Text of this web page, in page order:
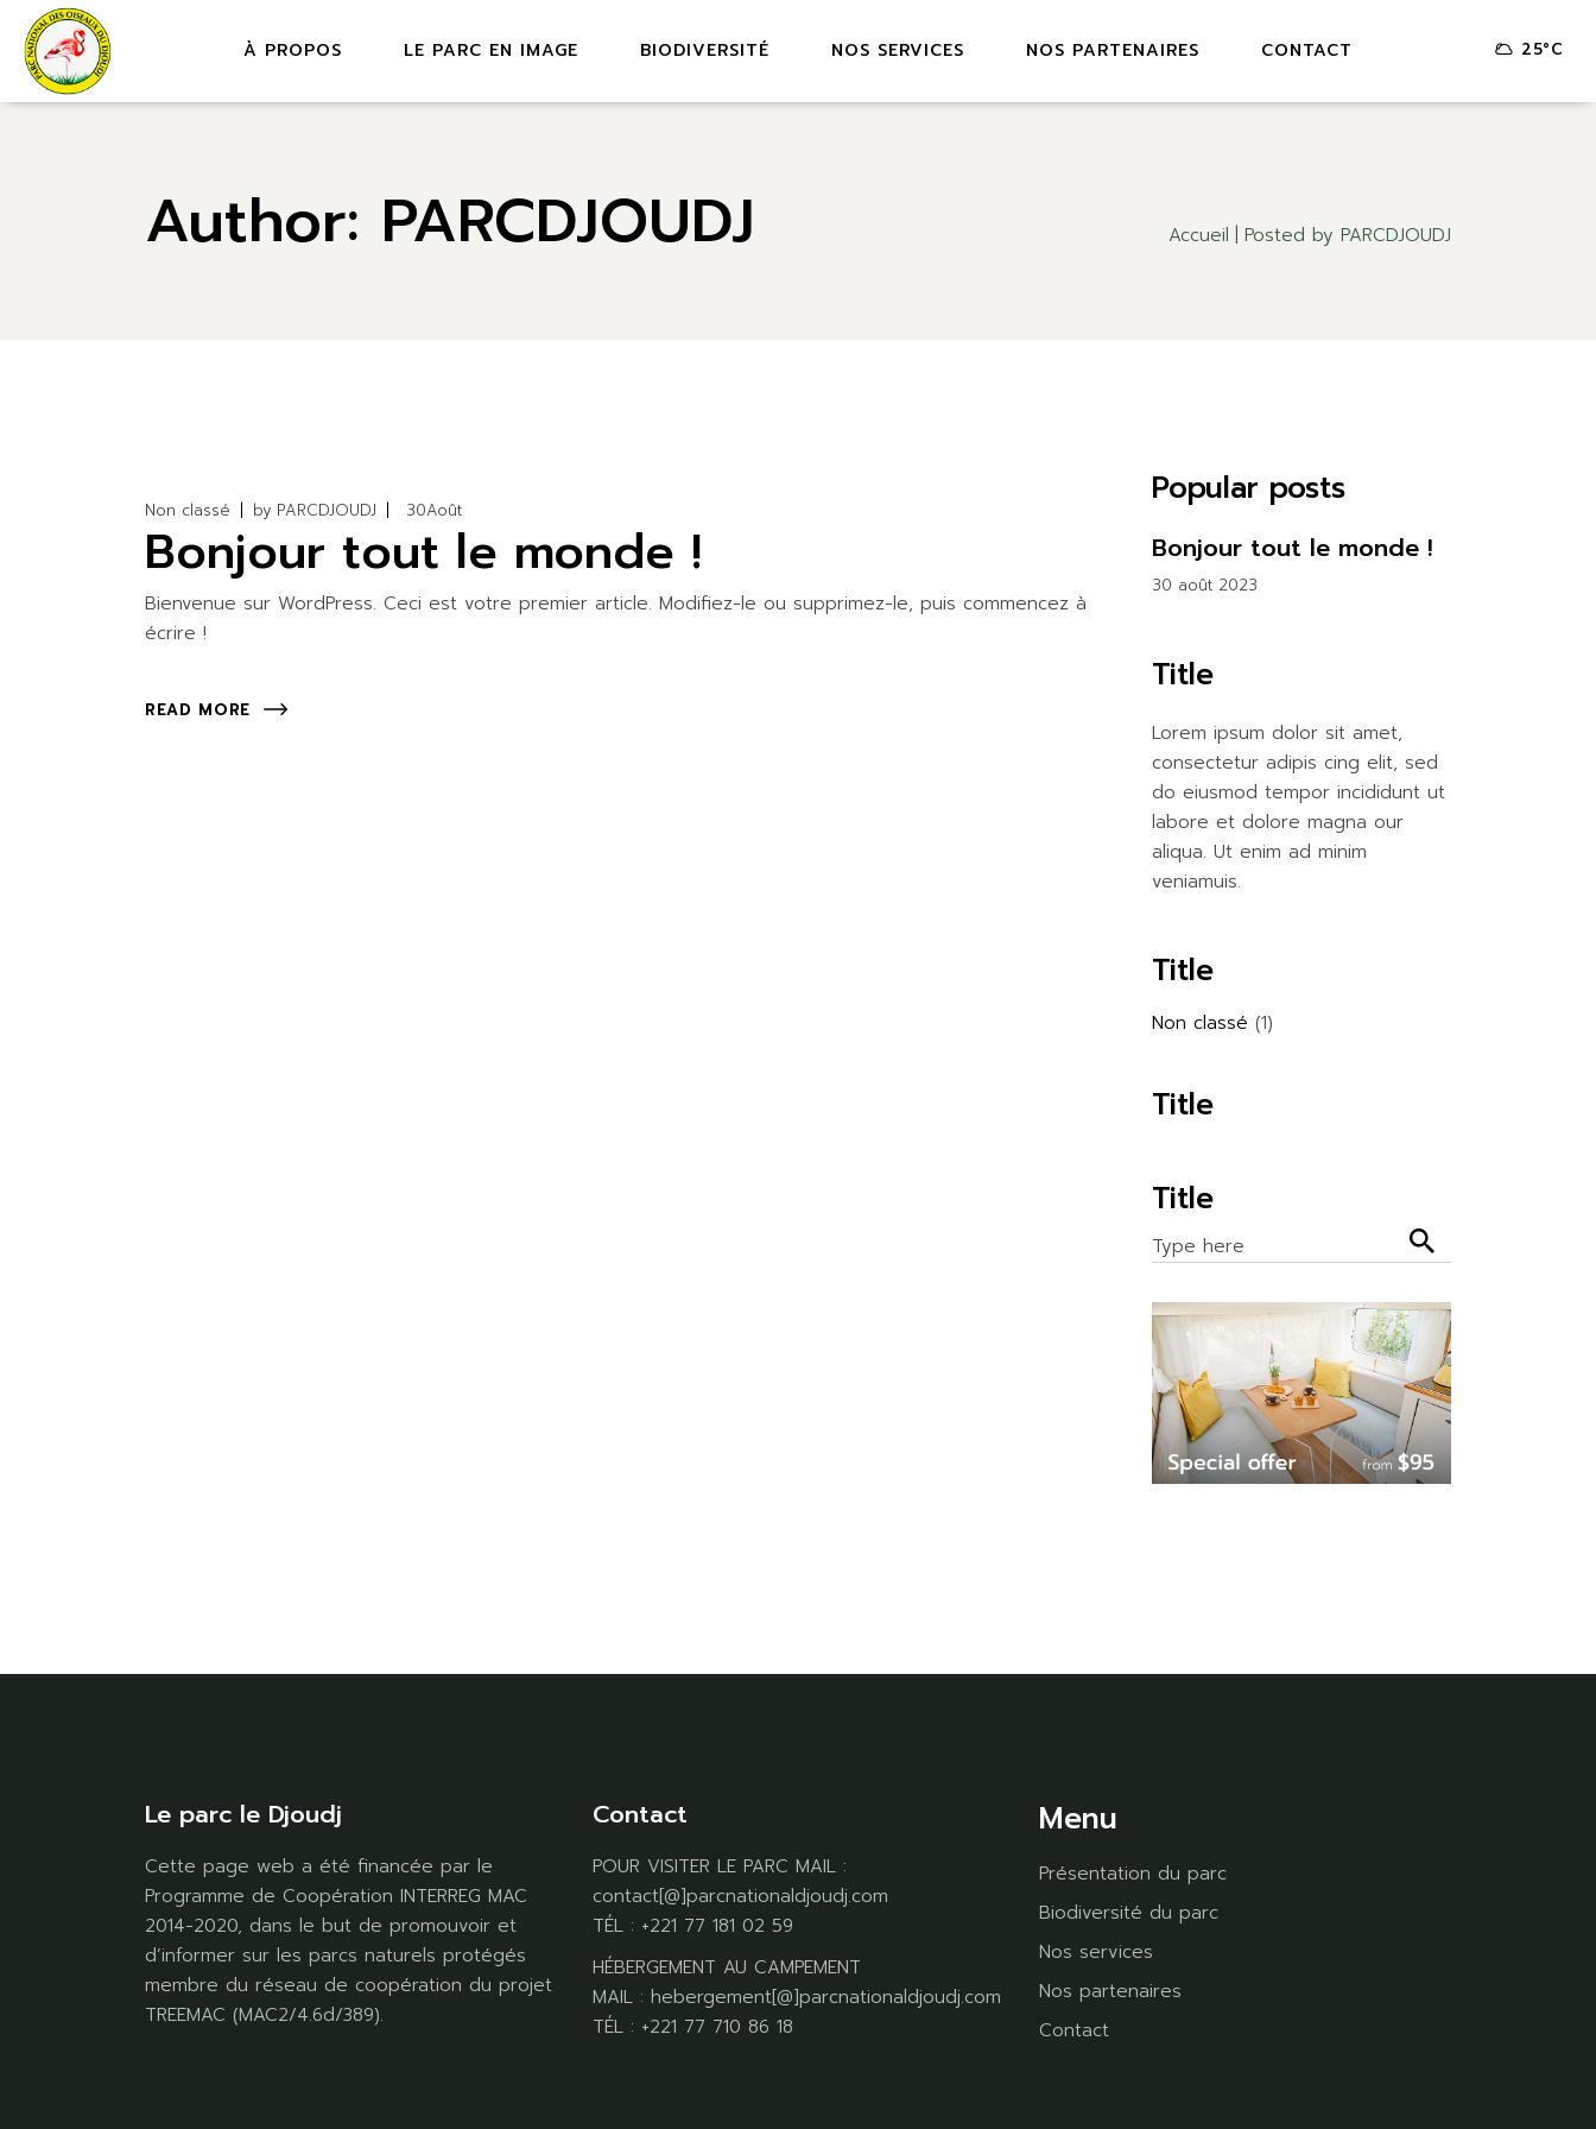
the
content À PROPOS LE PARC EN IMAGE
PHOTOS
BIODIVERSITÉ NOS SERVICES NOS PARTENAIRES CONTACT 25°C
Author: PARCDJOUDJ Accueil Posted by PARCDJOUDJ
Non classé by PARCDJOUDJ 30Août
Bonjour tout le monde !
Bienvenue sur WordPress. Ceci est votre premier article. Modifiez-le ou supprimez-le, puis commencez à
écrire !
READ MORE
Popular posts
Bonjour tout le monde !
30 août 2023
Title
Lorem ipsum dolor sit amet,
consectetur adipis cing elit, sed
do eiusmod tempor incididunt ut
labore et dolore magna our
aliqua. Ut enim ad minim
veniamuis.
Title
Non classé (1)
Title
Title
Le parc le Djoudj
Cette page web a été financée par le
Programme de Coopération INTERREG MAC
2014-2020, dans le but de promouvoir et
d’informer sur les parcs naturels protégés
membre du réseau de coopération du projet
TREEMAC (MAC2/4.6d/389).
Contact
POUR VISITER LE PARC MAIL :
contact[@]parcnationaldjoudj.com
TÉL : +221 77 181 02 59
HÉBERGEMENT AU CAMPEMENT
MAIL : hebergement[@]parcnationaldjoudj.com
TÉL : +221 77 710 86 18
Menu
Présentation du parc
Biodiversité du parc
Nos services
Nos partenaires
Contact